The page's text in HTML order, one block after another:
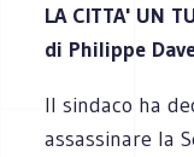
LA CITTA' UN
di Philippe
Il sindaco ha
assassinare la